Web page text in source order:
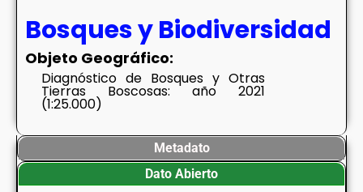
Bosques y Biodiversidad
Objeto Geográfico:
Diagnóstico de Bosques y Otras
Tierras Boscosas: año 2021
(1:25.000)
Metadato
Dato Abierto